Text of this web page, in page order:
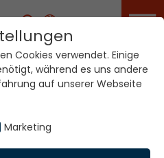
Karriere
Unsere
Cookies verwendet. Einige
während es uns andere
auf unserer Webseite
Marketing